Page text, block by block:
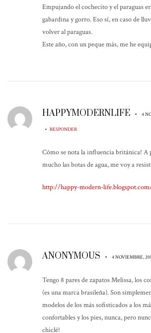
Empujando el cochecito y el paraguas
gabardina y gorro. Eso sí, en caso de
volver al paraguas.
Este año, con un peque más, me he
HAPPYMODERNLIFE • 4
• RESPONDER
Cómo se nota la influencia británica! A
mucho las botas de agua, me voy a
http://happy-modern-
ANONYMOUS • 4 NOVIEMBRE,
Tengo 8 pares de zapatos Melissa, los
(es una marca brasileña). Son
modelos de los más sofisticados a los
confortables y los pies, nunca, pero
chiclé!